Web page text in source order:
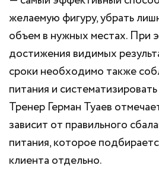
желаемую фигуру, убрать
объем в нужных местах. При
достижения видимых
сроки необходимо также
питания и
Тренер Герман Туаев
зависит от правильного
питания, которое
клиента отдельно.